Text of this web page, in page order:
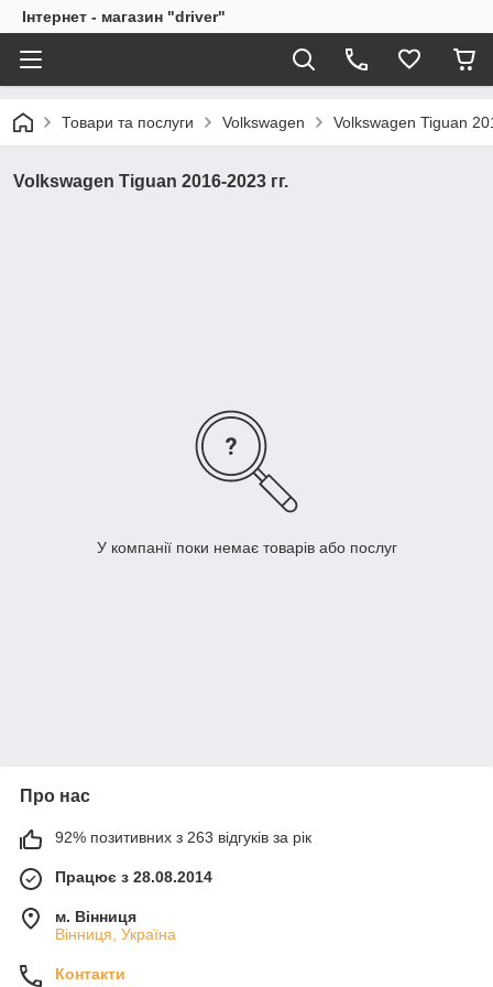
Інтернет - магазин "driver"
Товари та послуги Volkswagen Volkswagen Tiguan
Volkswagen Tiguan 2016-2023 гг.
У компанії поки немає товарів або послуг
Про нас
92% позитивних з 263 відгуків за рік
Працює з 28.08.2014
м. Вінниця
Вінниця, Україна
Контакти